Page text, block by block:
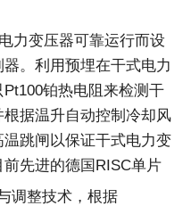
力变压器可靠运行而设
。利用预埋在干式电力
铂热电阻来检测干
据温升自动控制冷却风
跳闸以保证干式电力变
先进的德国RISC单片
调整技术，根据